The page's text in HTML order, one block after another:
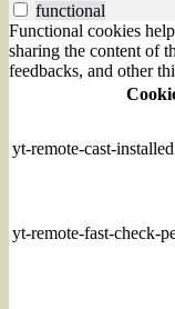
functional
Functional cookies
sharing the content of
feedbacks, and other
yt-remote-cast-installed
yt-remote-fast-check-